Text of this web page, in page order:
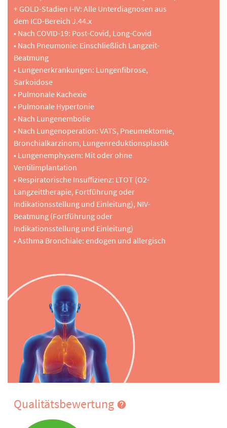
+ GOLD-Stadien I-IV: Alle Unterdiagnosen aus
dem ICD-Bereich J.44.x
• Nach COVID-19: Post-Covid, Long-Covid
• Nach Pneumonie: Einschließlich Langzeit-
Beatmung
• Lungenerkrankungen: Lungenfibrose,
Sarkoidose
• Pulmonale Kachexie
• Pulmonale Hypertonie
• Nach Lungenembolie
• Nach Lungenoperation: VATS, Pneumektomie,
Bronchialkarzinom, Lungenreduktionsplastik
• Lungenemphysem: Mit oder ohne
Ventilimplantation
• Respiratorische Insuffizienz: LTOT (O2-
Langzeittherapie, Fortführung oder
Indikationsstellung und Einleitung), NIV-
Beatmung (Fortführung oder
Indikationsstellung und Einleitung)
• Asthma Bronchiale: endogen und allergisch
Qualitätsbewertung